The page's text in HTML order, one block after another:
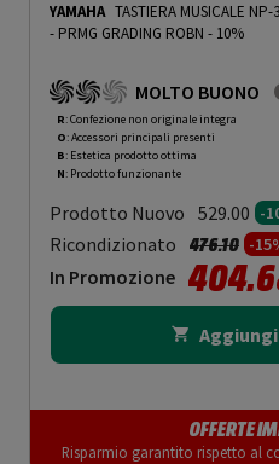
YAMAHA TASTIERA MUSICALE
- PRMG GRADING ROBN - 10%
MOLTO BUONO
R: Confezione non originale integra
O: Accessori principali presenti
B: Estetica prodotto ottima
N: Prodotto funzionante
Prodotto Nuovo 529.00 -
Ricondizionato Prezzo
476.10a-
In Promozione
OFFERTE
Risparmio garantito rispetto al